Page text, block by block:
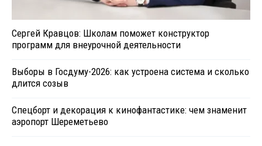
Сергей Кравцов: Школам поможет конструктор
программ для внеурочной деятельности
Выборы в Госдуму-2026: как устроена система и сколько
длится созыв
Спецборт и декорация к кинофантастике: чем знаменит
аэропорт Шереметьево